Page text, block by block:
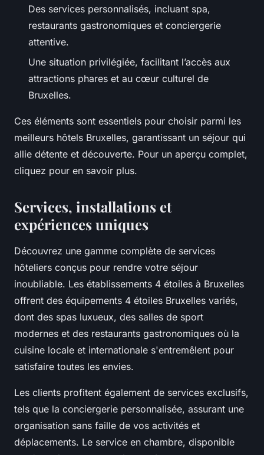
Des services personnalisés, incluant spa,
restaurants gastronomiques et conciergerie
attentive.
Une situation privilégiée, facilitant l’accès aux
attractions phares et au cœur culturel de
Bruxelles.
Ces éléments sont essentiels pour choisir parmi les
meilleurs hôtels Bruxelles, garantissant un séjour qui
allie détente et découverte. Pour un aperçu complet,
cliquez pour en savoir plus.
Services, installations et
expériences uniques
Découvrez une gamme complète de services
hôteliers conçus pour rendre votre séjour
inoubliable. Les établissements 4 étoiles à Bruxelles
offrent des équipements 4 étoiles Bruxelles variés,
dont des spas luxueux, des salles de sport
modernes et des restaurants gastronomiques où la
cuisine locale et internationale s'entremêlent pour
satisfaire toutes les envies.
Les clients profitent également de services exclusifs,
tels que la conciergerie personnalisée, assurant une
organisation sans faille de vos activités et
déplacements. Le service en chambre, disponible